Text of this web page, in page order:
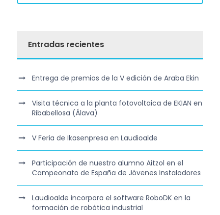
Entradas recientes
Entrega de premios de la V edición de Araba Ekin
Visita técnica a la planta fotovoltaica de EKIAN en
Ribabellosa (Álava)
V Feria de Ikasenpresa en Laudioalde
Participación de nuestro alumno Aitzol en el
Campeonato de España de Jóvenes Instaladores
Laudioalde incorpora el software RoboDK en la
formación de robótica industrial